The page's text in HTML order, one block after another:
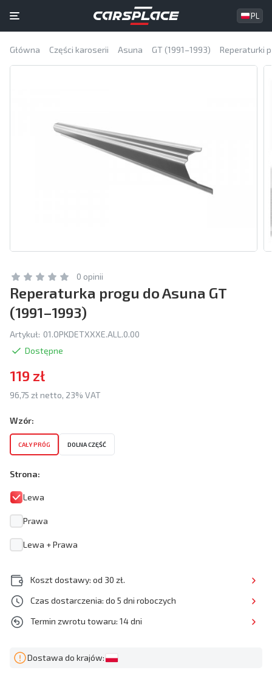
PL
Główna Części karoserii Asuna GT (1991–1993) Reperaturki
0 opinii
Reperaturka progu do Asuna GT
(1991–1993)
Artykuł: 01.OPKDETXXXE.ALL.0.00
Dostępne
119 zł
96,75 zł netto, 23% VAT
Wzór:
CAŁY PRÓG DOLNA CZĘŚĆ
Strona:
Lewa
Prawa
Lewa + Prawa
Koszt dostawy: od 30 zł.
Czas dostarczenia: do 5 dni roboczych
Termin zwrotu towaru: 14 dni
Dostawa do krajów: